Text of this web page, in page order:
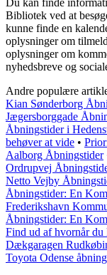
Du kan finde
Bibliotek ved at
kunne finde en
oplysninger om
oplysninger om
nyhedsbreve og
Andre populære
Kian Sønderborg
Jægersborggade
Åbningstider i
behøver at vide •
Aalborg Åbningstider
Ordrupvej
Netto Vejby
Åbningstider: En
Frederikshavn
Åbningstider: En
Find ud af hvornår du
Dækgaragen
Toyota Odense